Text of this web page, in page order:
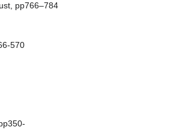
pp766–784
570